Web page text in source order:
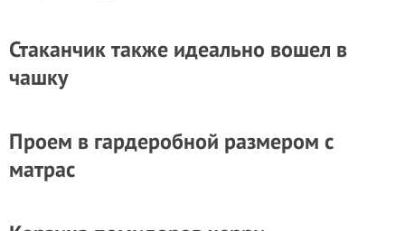
Стаканчик также идеально вошел в
чашку
Проем в гардеробной размером с
матрас